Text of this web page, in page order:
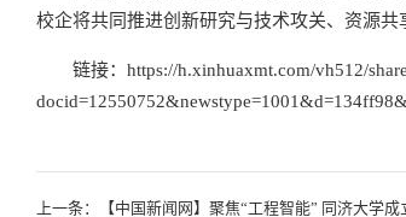
校企将共同推进创新研究与技术攻关、资源
链接： https://h.xinhuaxmt.com/vh512/
上一条：【中国新闻网】聚焦“工程智能” 同济大学